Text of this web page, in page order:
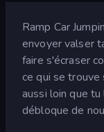
Ramp Car
envoyer valser
faire s'écraser
ce qui se trouve
aussi loin que
débloque de